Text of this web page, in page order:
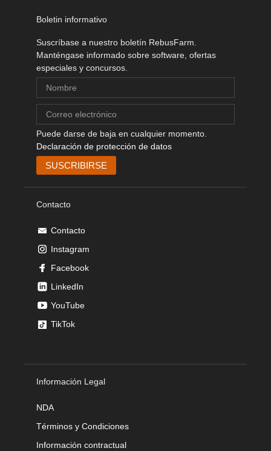
Boletin informativo
Suscríbase a nuestro boletín RebusFarm.
Manténgase informado sobre software, ofertas
especiales y concursos.
Puede darse de baja en cualquier momento.
Declaración de protección de datos
Contacto
Contacto
Instagram
Facebook
LinkedIn
YouTube
TikTok
Información Legal
NDA
Términos y Condiciones
Información contractual